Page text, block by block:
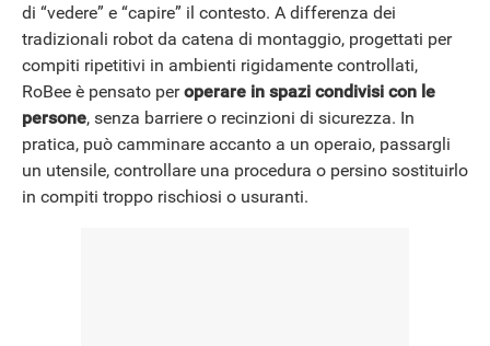
di “vedere” e “capire” il contesto. A differenza dei
tradizionali robot da catena di montaggio, progettati per
compiti ripetitivi in ambienti rigidamente controllati,
RoBee è pensato peroperare in spazi condivisi con le
persone, senza barriere o recinzioni di sicurezza. In
pratica, può camminare accanto a un operaio, passargli
un utensile, controllare una procedura o persino sostituirlo
in compiti troppo rischiosi o usuranti.